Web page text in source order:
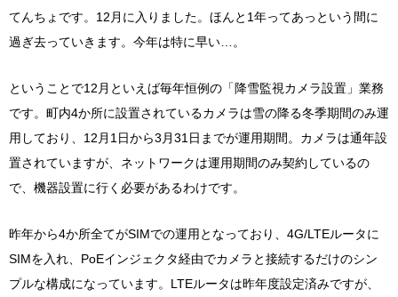
てんちょです。12月に入りました。ほんと1年ってあっという間に
過ぎ去っていきます。今年は特に早い…。
ということで12月といえば毎年恒例の「降雪監視カメラ設置」業務
です。町内4か所に設置されているカメラは雪の降る冬季期間のみ運
用しており、12月1日から3月31日までが運用期間。カメラは通年設
置されていますが、ネットワークは運用期間のみ契約しているの
で、機器設置に行く必要があるわけです。
昨年から4か所全てがSIMでの運用となっており、4G/LTEルータに
SIMを入れ、PoEインジェクタ経由でカメラと接続するだけのシン
プルな構成になっています。LTEルータは昨年度設定済みですが、